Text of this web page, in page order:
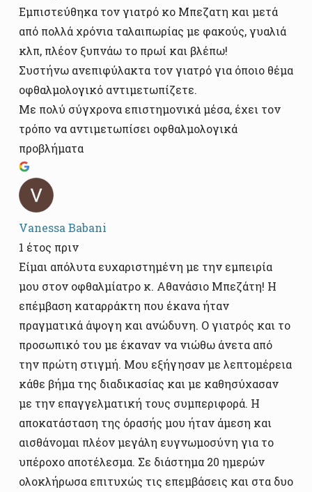
Εμπιστεύθηκα τον γιατρό κο Μπεζατη και μετά
από πολλά χρόνια ταλαιπωρίας με φακούς, γυαλιά
κλπ, πλέον ξυπνάω το πρωί και βλέπω!
Συστήνω ανεπιφύλακτα τον γιατρό για όποιο θέμα
οφθαλμολογικό αντιμετωπίζετε.
Με πολύ σύγχρονα επιστημονικά μέσα, έχει τον
τρόπο να αντιμετωπίσει οφθαλμολογικά
προβλήματα
Vanessa Babani
1 έτος πριν
Είμαι απόλυτα ευχαριστημένη με την εμπειρία
μου στον οφθαλμίατρο κ. Αθανάσιο Μπεζάτη! Η
επέμβαση καταρράκτη που έκανα ήταν
πραγματικά άψογη και ανώδυνη. Ο γιατρός και το
προσωπικό του με έκαναν να νιώθω άνετα από
την πρώτη στιγμή. Μου εξήγησαν με λεπτομέρεια
κάθε βήμα της διαδικασίας και με καθησύχασαν
με την επαγγελματική τους συμπεριφορά. Η
αποκατάσταση της όρασής μου ήταν άμεση και
αισθάνομαι πλέον μεγάλη ευγνωμοσύνη για το
υπέροχο αποτέλεσμα. Σε διάστημα 20 ημερών
ολοκλήρωσα επιτυχώς τις επεμβάσεις και στα δυο